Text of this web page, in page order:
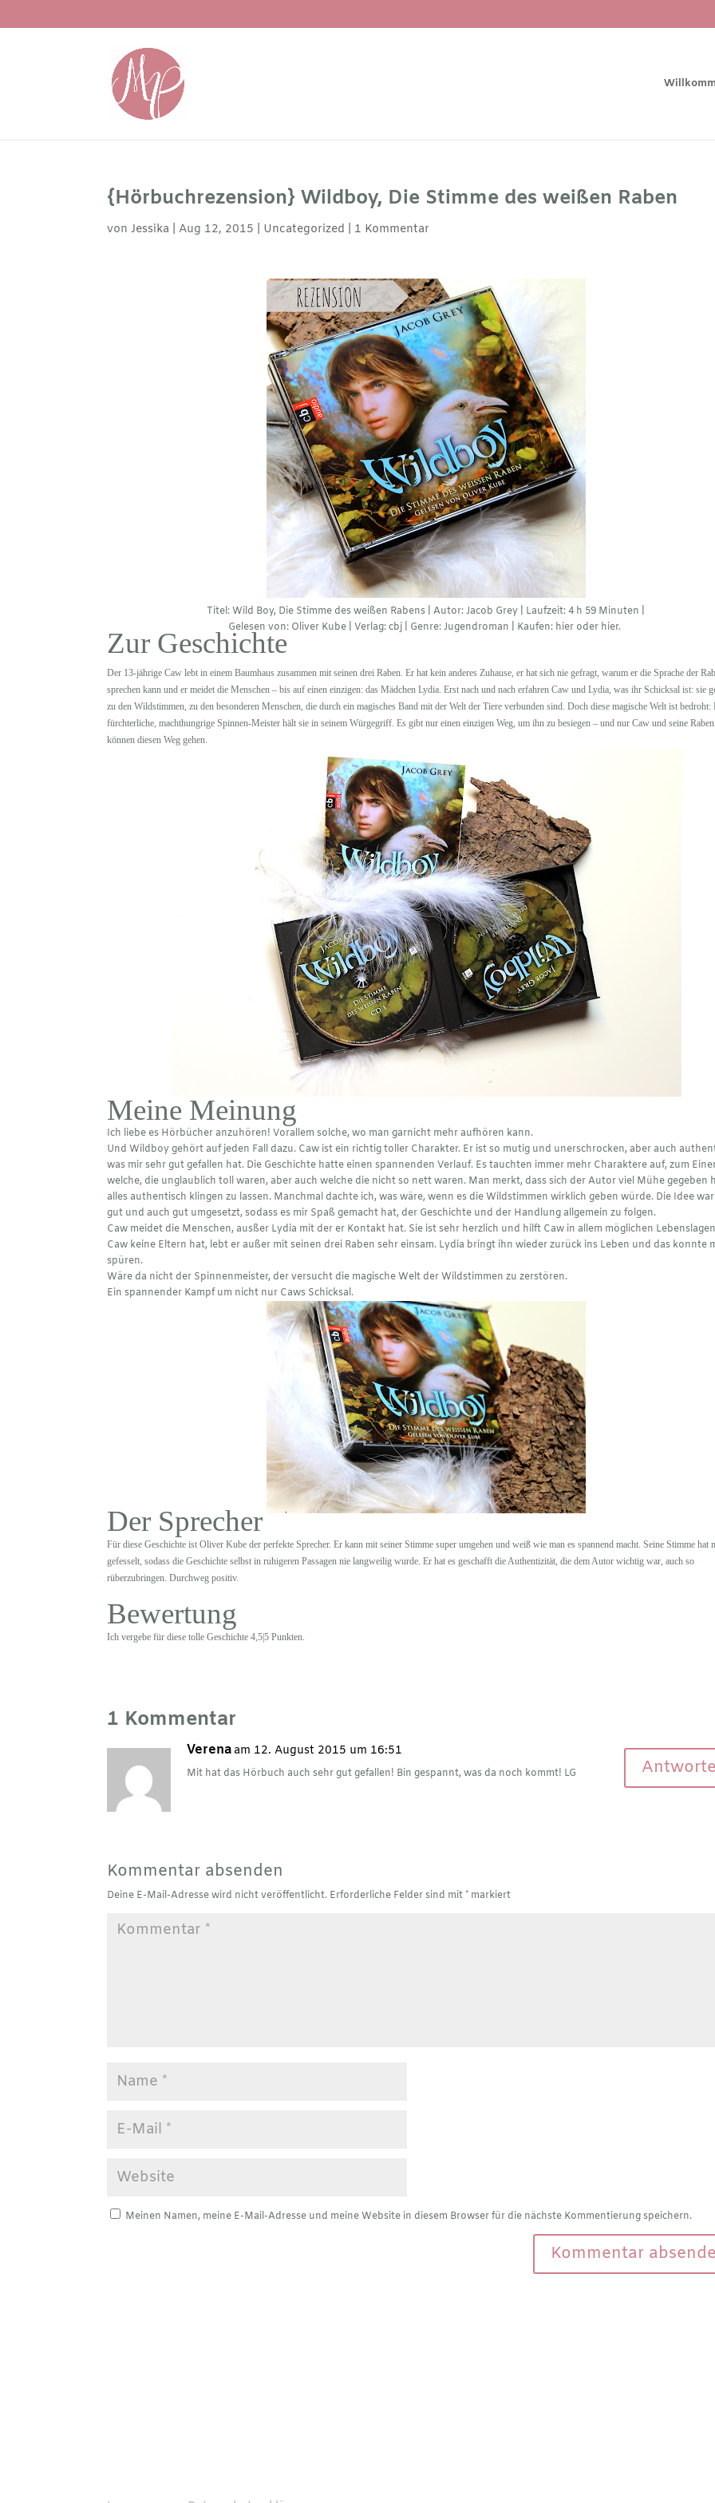
{Hörbuchrezension} Wildboy, Die Stimme des weißen Raben
vonJessika |Aug 12, 2015 Uncategorized 1 Kommentar
Titel: Wild Boy, Die Stimme des weißen Rabens | Autor: Jacob Grey | Laufzeit: 4 h 59 Minuten |
Gelesen von: Oliver Kube | Verlag:cbj | Genre: Jugendroman | Kaufen: hier oder hier.
Zur Geschichte
Der 13-jährige Caw lebt in einem Baumhaus zusammen mit seinen drei Raben. Er hat kein anderes Zuhause, er hat sich nie gefragt, warum er die Sprache der
sprechen kann und er meidet die Menschen – bis auf einen einzigen: das Mädchen Lydia. Erst nach und nach erfahren Caw und Lydia, was ihr Schicksal ist: sie
zu den Wildstimmen, zu den besonderen Menschen, die durch ein magisches Band mit der Welt der Tiere verbunden sind. Doch diese magische Welt ist bedroht:
fürchterliche, machthungrige Spinnen-Meister hält sie in seinem Würgegriff. Es gibt nur einen einzigen Weg, um ihn zu besiegen – und nur Caw und seine Raben
können diesen Weg gehen.
Meine Meinung
Ich liebe es Hörbücher anzuhören! Vorallem solche, wo man garnicht mehr aufhören kann.
Und Wildboy gehört auf jeden Fall dazu. Caw ist ein richtig toller Charakter. Er ist so mutig und unerschrocken, aber auch
was mir sehr gut gefallen hat. Die Geschichte hatte einen spannenden Verlauf. Es tauchten immer mehr Charaktere auf, zum
welche, die unglaublich toll waren, aber auch welche die nicht so nett waren. Man merkt, dass sich der Autor viel Mühe gegeben
alles authentisch klingen zu lassen. Manchmal dachte ich, was wäre, wenn es die Wildstimmen wirklich geben würde. Die Idee
gut und auch gut umgesetzt, sodass es mir Spaß gemacht hat, der Geschichte und der Handlung allgemein zu folgen.
Caw meidet die Menschen, ausßer Lydia mit der er Kontakt hat. Sie ist sehr herzlich und hilft Caw in allem möglichen
Caw keine Eltern hat, lebt er außer mit seinen drei Raben sehr einsam. Lydia bringt ihn wieder zurück ins Leben und das konnte
spüren.
Wäre da nicht der Spinnenmeister, der versucht die magische Welt der Wildstimmen zu zerstören.
Ein spannender Kampf um nicht nur Caws Schicksal.
Der Sprecher
Für diese Geschichte ist Oliver Kube der perfekte Sprecher. Er kann mit seiner Stimme super umgehen und weiß wie man es spannend macht. Seine Stimme hat
gefesselt, sodass die Geschichte selbst in ruhigeren Passagen nie langweilig wurde. Er hat es geschafft die Authentizität, die dem Autor wichtig war, auch so
rüberzubringen. Durchweg positiv.
Bewertung
Ich vergebe für diese tolle Geschichte 4,5|5 Punkten.
1 Kommentar
Verena am 12. August 2015 um 16:51
Mit hat das Hörbuch auch sehr gut gefallen! Bin gespannt, was da noch kommt! LG
Kommentar absenden
Deine E-Mail-Adresse wird nicht veröffentlicht. Erforderliche Felder sind mit* markiert
Meinen Namen, meine E-Mail-Adresse und meine Website in diesem Browser für die nächste Kommentierung speichern.